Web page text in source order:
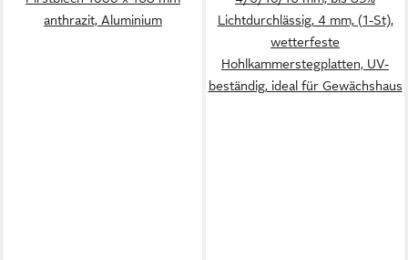
anthrazit, Aluminium
Lichtdurchlässig, 4 mm, (1-St),
wetterfeste
Hohlkammerstegplatten, UV-
beständig, ideal für Gewächshaus